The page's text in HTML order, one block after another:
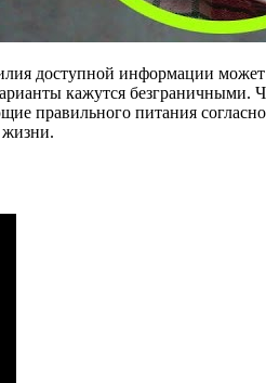
доступной информации
кажутся безграничными.
правильного питания
жизни.